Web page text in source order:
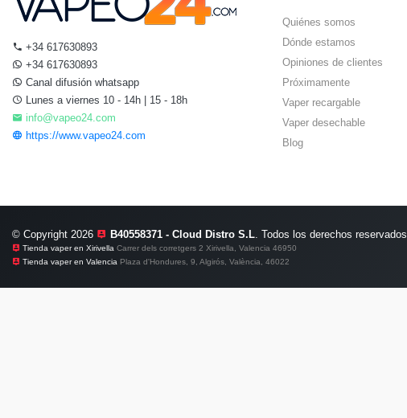
+34 617630893
+34 617630893
Canal difusión whatsapp
Lunes a viernes 10 - 14h | 15 - 18h
info@vapeo24.com
https://www.vapeo24.com
Quiénes somos
Dónde estamos
Opiniones de clientes
Próximamente
Vaper recargable
Vaper desechable
Blog
© Copyright 2026 B40558371 - Cloud Distro S.L. Todos los derechos reservados
Tienda vaper en Xirivella Carrer dels corretgers 2 Xirivella, Valencia 46950
Tienda vaper en Valencia Plaza d'Hondures, 9, Algirós, València, 46022